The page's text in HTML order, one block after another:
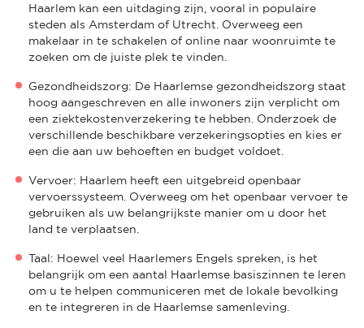
Haarlem kan een uitdaging zijn, vooral in populaire
steden als Amsterdam of Utrecht. Overweeg een
makelaar in te schakelen of online naar woonruimte te
zoeken om de juiste plek te vinden.
Gezondheidszorg: De Haarlemse gezondheidszorg staat
hoog aangeschreven en alle inwoners zijn verplicht om
een ziektekostenverzekering te hebben. Onderzoek de
verschillende beschikbare verzekeringsopties en kies er
een die aan uw behoeften en budget voldoet.
Vervoer: Haarlem heeft een uitgebreid openbaar
vervoerssysteem. Overweeg om het openbaar vervoer te
gebruiken als uw belangrijkste manier om u door het
land te verplaatsen.
Taal: Hoewel veel Haarlemers Engels spreken, is het
belangrijk om een aantal Haarlemse basiszinnen te leren
om u te helpen communiceren met de lokale bevolking
en te integreren in de Haarlemse samenleving.